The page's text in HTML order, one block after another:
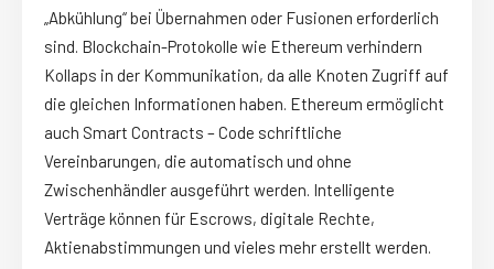
„Abkühlung“ bei Übernahmen oder Fusionen erforderlich
sind. Blockchain-Protokolle wie Ethereum verhindern
Kollaps in der Kommunikation, da alle Knoten Zugriff auf
die gleichen Informationen haben. Ethereum ermöglicht
auch Smart Contracts – Code schriftliche
Vereinbarungen, die automatisch und ohne
Zwischenhändler ausgeführt werden. Intelligente
Verträge können für Escrows, digitale Rechte,
Aktienabstimmungen und vieles mehr erstellt werden.